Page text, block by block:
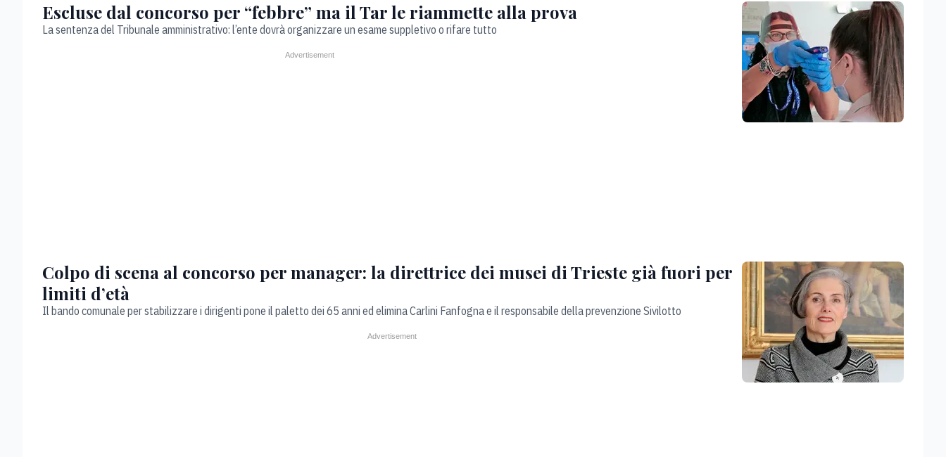
Escluse dal concorso per “febbre” ma il Tar le riammette alla prova
La sentenza del Tribunale amministrativo: l’ente dovrà organizzare un esame suppletivo o rifare tutto
Colpo di scena al concorso per manager: la direttrice dei musei di Trieste già fuori per
limiti d’età
Il bando comunale per stabilizzare i dirigenti pone il paletto dei 65 anni ed elimina Carlini Fanfogna e il responsabile della prevenzione Sivilotto